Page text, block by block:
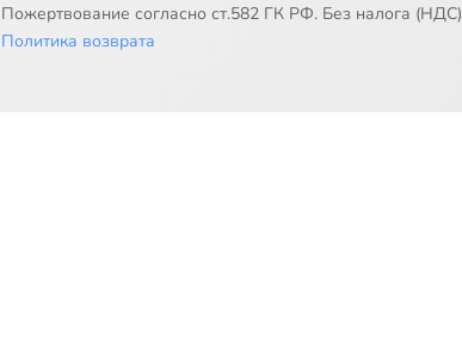
Пожертвование согласно ст.582 ГК РФ. Без налога (НДС)
Политика возврата